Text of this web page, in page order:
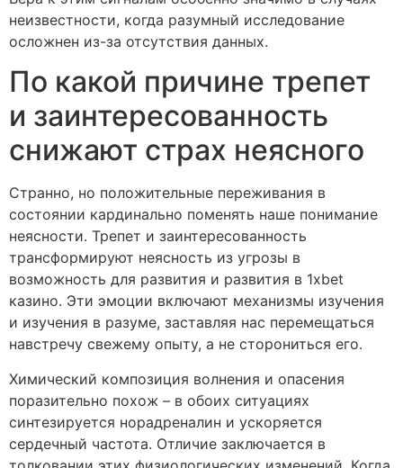
неизвестности, когда разумный исследование
осложнен из-за отсутствия данных.
По какой причине трепет
и заинтересованность
снижают страх неясного
Странно, но положительные переживания в
состоянии кардинально поменять наше понимание
неясности. Трепет и заинтересованность
трансформируют неясность из угрозы в
возможность для развития и развития в 1xbet
казино. Эти эмоции включают механизмы изучения
и изучения в разуме, заставляя нас перемещаться
навстречу свежему опыту, а не сторониться его.
Химический композиция волнения и опасения
поразительно похож – в обоих ситуациях
синтезируется норадреналин и ускоряется
сердечный частота. Отличие заключается в